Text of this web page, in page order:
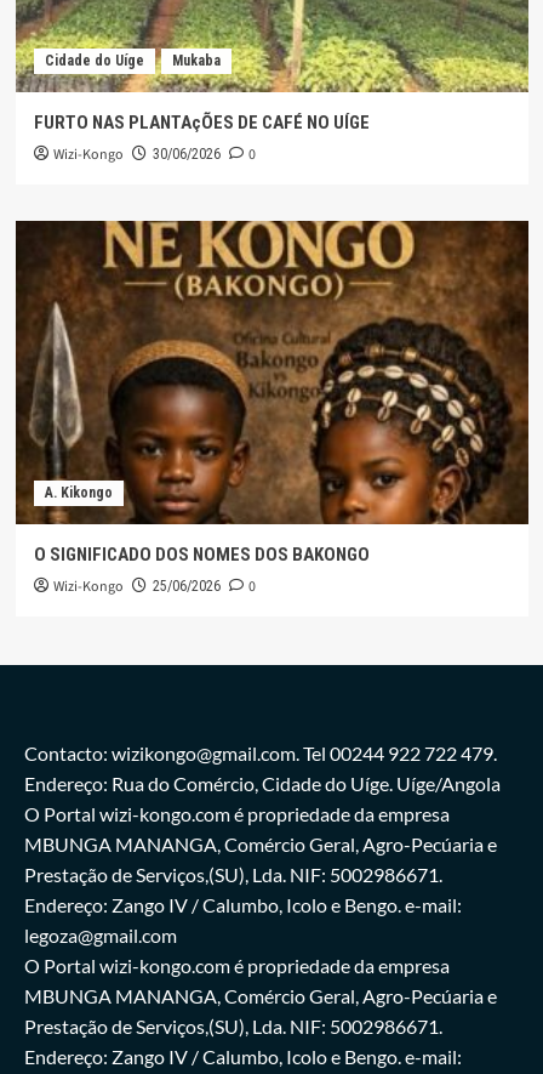
Cidade do Uíge Mukaba
FURTO NAS PLANTAçÕES DE CAFÉ NO UÍGE
Wizi-Kongo 30/06/2026 0
A. Kikongo
O SIGNIFICADO DOS NOMES DOS BAKONGO
Wizi-Kongo 25/06/2026 0
Contacto: wizikongo@gmail.com. Tel 00244 922 722 479.
Endereço: Rua do Comércio, Cidade do Uíge. Uíge/Angola
O Portal wizi-kongo.com é propriedade da empresa
MBUNGA MANANGA, Comércio Geral, Agro-Pecúaria e
Prestação de Serviços,(SU), Lda. NIF: 5002986671.
Endereço: Zango IV / Calumbo, Icolo e Bengo. e-mail:
legoza@gmail.com
O Portal wizi-kongo.com é propriedade da empresa
MBUNGA MANANGA, Comércio Geral, Agro-Pecúaria e
Prestação de Serviços,(SU), Lda. NIF: 5002986671.
Endereço: Zango IV / Calumbo, Icolo e Bengo. e-mail: